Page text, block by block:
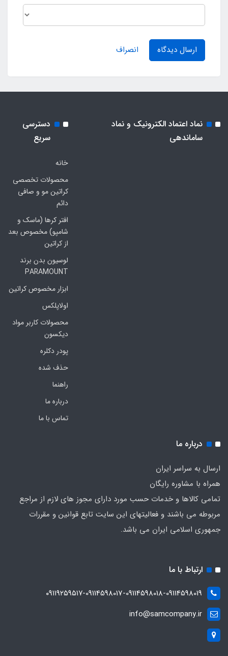
ارسال دیدگاه انصراف
نماد اعتماد الکترونیک و نماد
ساماندهی
دسترسی
سریع
خانه
محصولات تخصصی
کراتین مو و صافی
دائم
افتر کرها (ماسک و
شامپو) مخصوص بعد
از کراتین
لوسیون بدن برند
PARAMOUNT
ابزار مخصوص کراتین
اولاپلکس
محصولات کاربر مواد
دیکسون
پودر دکلره
حذف شده
راهنما
درباره ما
تماس با ما
درباره ما
ارسال به سراسر ایران
همراه با مشاوره رایگان
تمامی کالاها و خدمات حسب مورد دارای مجوز های لازم از مراجع
مربوطه می باشند و فعالیتهای این سایت تابع قوانین و مقررات
جمهوری اسلامی ایران می باشد.
ارتباط با ما
۰۹۱۱۹۲۵۹۵۱۷-09114598017-09114598018-09114598019
info@samcompany.ir